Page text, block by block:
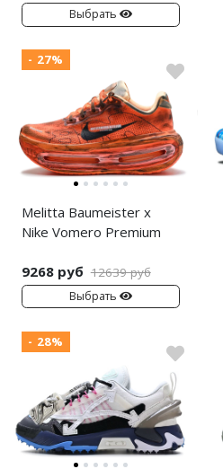
Выбрать
- 27%
Melitta Baumeister x
Nike Vomero Premium
9268 руб 12639 руб
Выбрать
- 28%